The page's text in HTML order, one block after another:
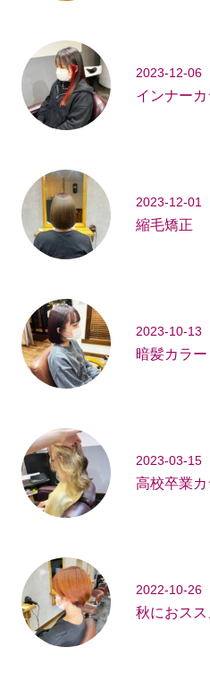
2023-12-06
インナーカ
2023-12-01
縮毛矯正
2023-10-13
暗髪カラー
2023-03-15
高校卒業カ
2022-10-26
秋におス